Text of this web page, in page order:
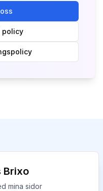
policy
Brixo
mina sidor